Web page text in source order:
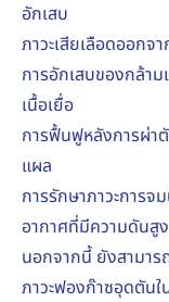
อักเสบ
ภาวะเสียเลือดออกจ
การอักเสบของกล้าม
เนื้อเยื่อ
การฟื้นฟูหลังการผ่า
แผล
การรักษาภาวะการ
อากาศที่มีความดันสูง
นอกจากนี้ ยังสามาร
ภาวะฟองก๊าซอุดตัน